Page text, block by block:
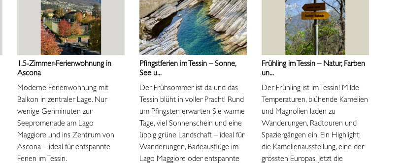
1.5-Zimmer-Ferienwohnung in
Ascona
Moderne Ferienwohnung mit
Balkon in zentraler Lage. Nur
wenige Gehminuten zur
Seepromenade am Lago
Maggiore und ins Zentrum von
Ascona – ideal für entspannte
Ferien im Tessin.
Pfingstferien im Tessin – Sonne,
See u...
Der Frühsommer ist da und das
Tessin blüht in voller Pracht! Rund
um Pfingsten erwarten Sie warme
Tage, viel Sonnenschein und eine
üppig grüne Landschaft – ideal für
Wanderungen, Badeausflüge im
Lago Maggiore oder entspannte
Frühling im Tessin – Natur, Farben
un...
Der Frühling ist im Tessin! Milde
Temperaturen, blühende Kamelien
und Magnolien laden zu
Wanderungen, Radtouren und
Spaziergängen ein. Ein Highlight:
die Kamelienausstellung, eine der
grössten Europas. Jetzt die